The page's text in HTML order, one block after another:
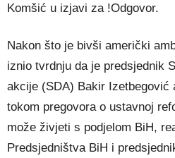
Komšić u izjavi za !Odgovor.
Nakon što je bivši američki
iznio tvrdnju da je predsjednik
akcije (SDA) Bakir Izetbegović
tokom pregovora o ustavnoj
može živjeti s podjelom BiH,
Predsjedništva BiH i